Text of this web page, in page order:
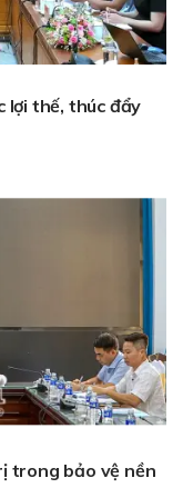
lợi thế, thúc đẩy
trong bảo vệ nền